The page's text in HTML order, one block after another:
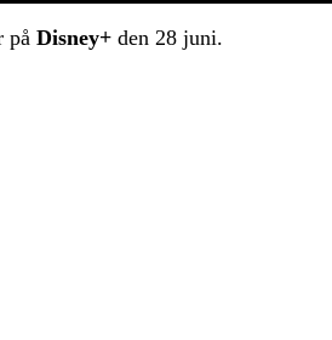
på Disney+ den 28 juni.